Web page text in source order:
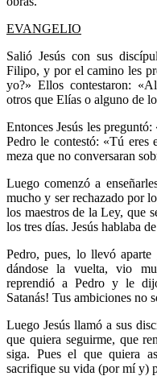
EVANGELIO
Salió Jesús con sus
Filipo, y por el camino les
yo?» Ellos contestaron:
otros que Elías o alguno de
Entonces Jesús les
Pedro le contestó: «Tú eres
meza que no conversaran
Luego comenzó a
mucho y ser rechazado por
los maestros de la Ley, que
los tres días. Jesús hablaba
Pedro, pues, lo llevó aparte
dándose la vuelta, vio
reprendió a Pedro y le
Satanás! Tus ambiciones no
Luego Jesús llamó a sus
que quiera seguirme, que
siga. Pues el que quiera
sacrifique su vida (por mí y)